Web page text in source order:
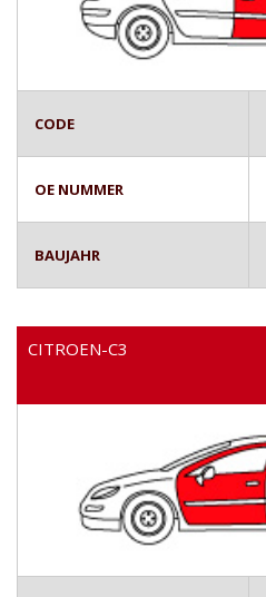
CODE
OE NUMMER
BAUJAHR
CITROEN-C3